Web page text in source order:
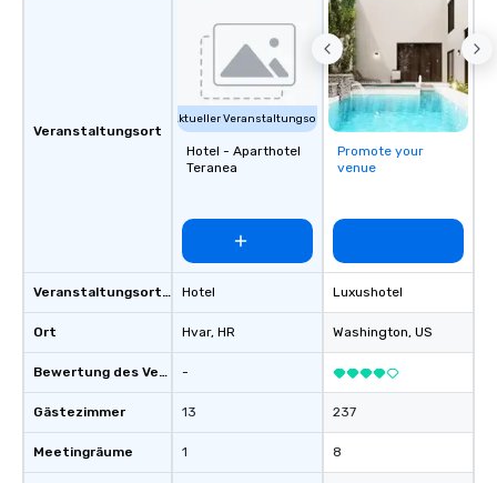
Veranstaltungsort
Veranstaltungsortstyp
Ort
Bewertung des Veranstaltungsortes
Gästezimmer
Meetingräume
Aktueller Veranstaltungsort
Hotel - Aparthotel
Teranea
Hotel
Hvar, HR
-
13
1
Promote your
venue
Luxushotel
Washington, US
237
8